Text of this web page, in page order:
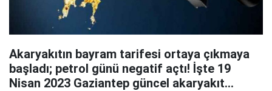
Akaryakıtın bayram tarifesi ortaya çıkmaya
başladı; petrol günü negatif açtı! İşte 19
Nisan 2023 Gaziantep güncel akaryakıt